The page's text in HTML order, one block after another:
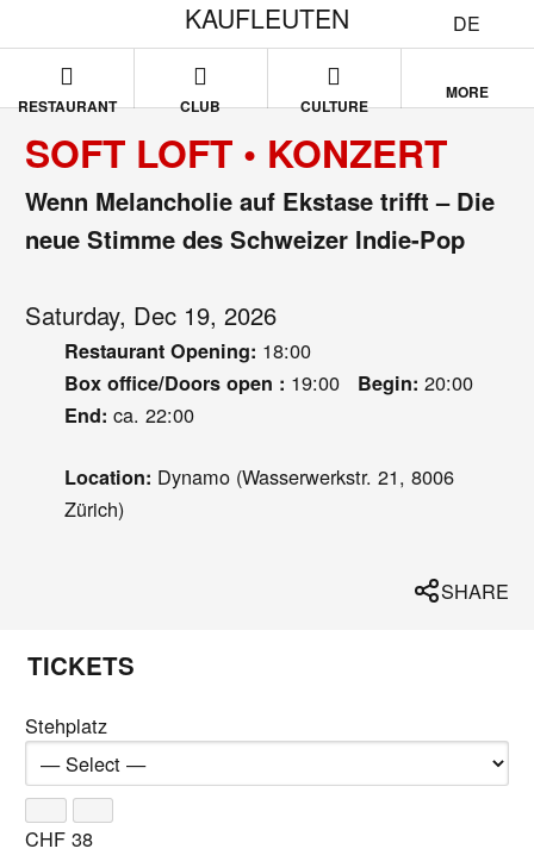
DE
KAUFLEUTEN
RESTAURANT CLUB CULTURE
MORE
SOFT LOFT • KONZERT
Wenn Melancholie auf Ekstase trifft – Die
neue Stimme des Schweizer Indie-Pop
Saturday, Dec 19, 2026
Restaurant Opening: 18:00
Box office/Doors open : 19:00 Begin: 20:00
End: ca. 22:00
Location: Dynamo (Wasserwerkstr. 21, 8006
Zürich)
SHARE
TICKETS
Stehplatz
CHF 38